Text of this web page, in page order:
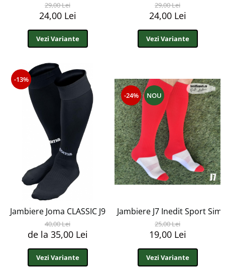
29,00 Lei
24,00 Lei
Vezi Variante
29,00 Lei
24,00 Lei
Vezi Variante
-13%
Jambiere Joma CLASSIC J9
40,00 Lei
de la 35,00 Lei
Vezi Variante
-24% NOU
Jambiere J7 Inedit Sport
25,00 Lei
19,00 Lei
Vezi Variante